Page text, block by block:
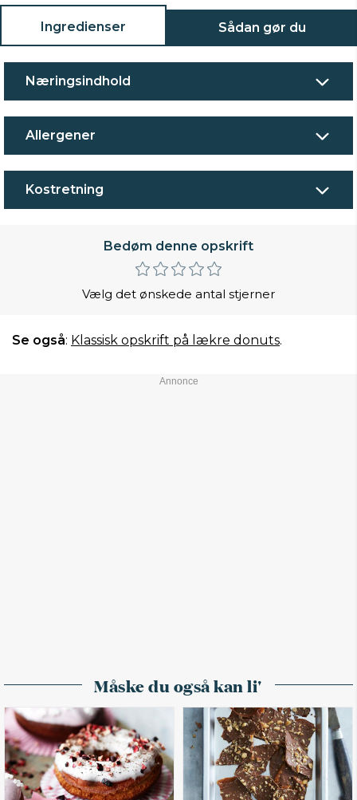
Ingredienser Sådan gør du
Næringsindhold
Allergener
Kostretning
Bedøm denne opskrift
Vælg det ønskede antal stjerner
Se også: Klassisk opskrift på lækre donuts.
Måske du også kan li'